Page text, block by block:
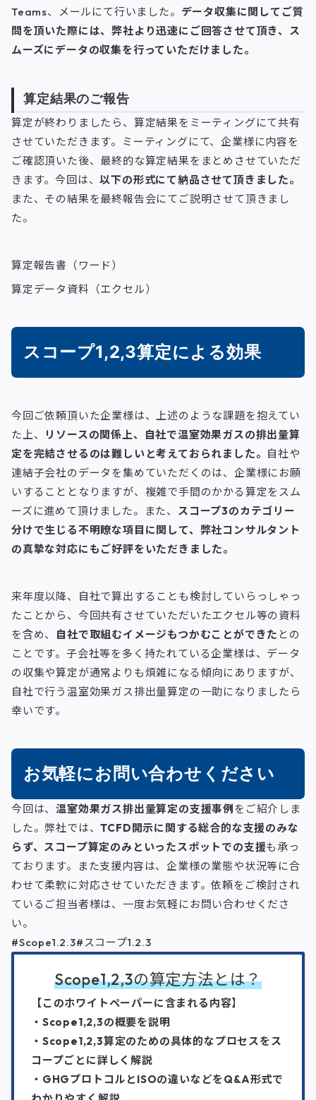
Teams、メールにて行いました。 データ収集に関してご質
問を頂いた際には、弊社より迅速にご回答させて頂き、ス
ムーズにデータの収集を行っていただけました。
算定結果のご報告
算定が終わりましたら、算定結果をミーティングにて共有
させていただきます。ミーティングにて、企業様に内容を
ご確認頂いた後、最終的な算定結果をまとめさせていただ
きます。今回は、以下の形式にて納品させて頂きました。
また、その結果を最終報告会にてご説明させて頂きまし
た。
算定報告書（ワード）
算定データ資料（エクセル）
スコープ1,2,3算定による効果
今回ご依頼頂いた企業様は、上述のような課題を抱えてい
た上、
リソースの関係上、自社で温室効果ガスの排出量算
定を完結させるのは難しいと考えておられました。 自社や
連結子会社のデータを集めていただくのは、企業様にお願
いすることとなりますが、複雑で手間のかかる算定をスム
ーズに進めて頂けました。また、 スコープ3のカテゴリー
分けで生じる不明瞭な項目に関して、弊社コンサルタント
の真摯な対応にもご好評をいただきました。
来年度以降、自社で算出することも検討していらっしゃっ
たことから、今回共有させていただいたエクセル等の資料
を含め、 自社で取組むイメージもつかむことができた との
ことです。子会社等を多く持たれている企業様は、データ
の収集や算定が通常よりも煩雑になる傾向にありますが、
自社で行う温室効果ガス排出量算定の一助になりましたら
幸いです。
お気軽にお問い合わせください
今回は、温室効果ガス排出量算定の支援事例をご紹介しま
した。弊社では、TCFD開示に関する総合的な支援のみな
らず、スコープ算定のみといったスポットでの支援も承っ
ております。また支援内容は、企業様の業態や状況等に合
わせて柔軟に対応させていただきます。依頼をご検討され
ているご担当者様は、一度お気軽にお問い合わせくださ
い。
#Scope1.2.3#スコープ1.2.3
Scope1,2,3の算定方法とは？
【このホワイトペーパーに含まれる内容】
・Scope1,2,3の概要を説明
・Scope1,2,3算定のための具体的なプロセスをス
コープごとに詳しく解説
・GHGプロトコルとISOの違いなどをQ&A形式で